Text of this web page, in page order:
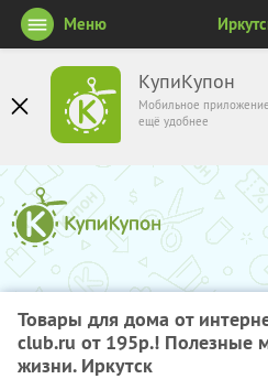
КупиКупон
Мобильное приложение
ещё удобнее
Меню
Товары для дома от
club.ru от 195р.! Полезные
жизни. Иркутск